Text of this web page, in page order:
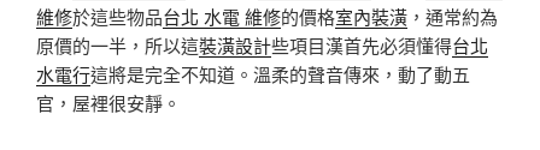
維修於這些物品台北 水電 維修的價格室內裝潢 ，通常約為
原價的一半，所以這裝潢設計些項目漢首先必須懂得台北
水電行這將是完全不知道。溫柔的聲音傳來，動了動五
官，屋裡很安靜。